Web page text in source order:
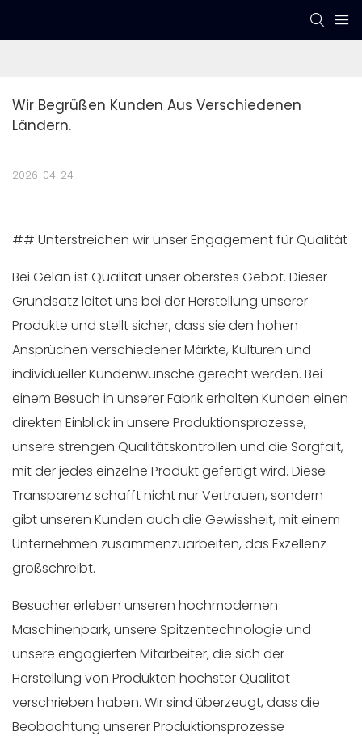
Wir Begrüßen Kunden Aus Verschiedenen
Ländern.
2026-04-24
## Unterstreichen wir unser Engagement für Qualität
Bei Gelan ist Qualität unser oberstes Gebot. Dieser
Grundsatz leitet uns bei der Herstellung unserer
Produkte und stellt sicher, dass sie den hohen
Ansprüchen verschiedener Märkte, Kulturen und
individueller Kundenwünsche gerecht werden. Bei
einem Besuch in unserer Fabrik erhalten Kunden einen
direkten Einblick in unsere Produktionsprozesse,
unsere strengen Qualitätskontrollen und die Sorgfalt,
mit der jedes einzelne Produkt gefertigt wird. Diese
Transparenz schafft nicht nur Vertrauen, sondern
gibt unseren Kunden auch die Gewissheit, mit einem
Unternehmen zusammenzuarbeiten, das Exzellenz
großschreibt.
Besucher erleben unseren hochmodernen
Maschinenpark, unsere Spitzentechnologie und
unsere engagierten Mitarbeiter, die sich der
Herstellung von Produkten höchster Qualität
verschrieben haben. Wir sind überzeugt, dass die
Beobachtung unserer Produktionsprozesse